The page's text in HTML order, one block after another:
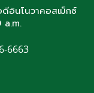
ดีอินโนวาคอสเม็กซ์
6663